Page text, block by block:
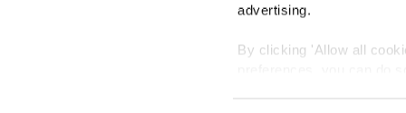
advertising.
By clicking 'Allow all